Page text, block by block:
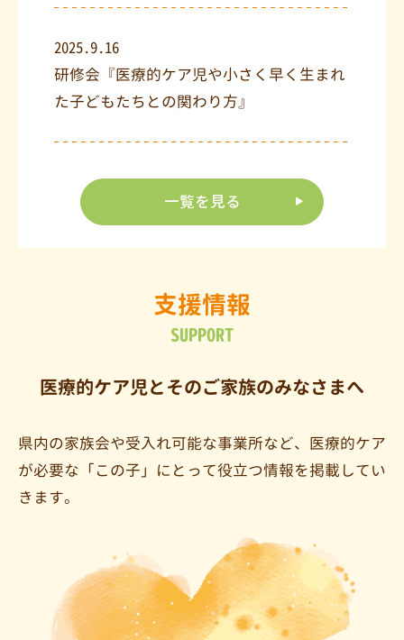
2025.9.16
研修会『医療的ケア児や小さく早く生まれ
た子どもたちとの関わり方』
一覧を見る
支援情報
SUPPORT
医療的ケア児とそのご家族のみなさまへ
県内の家族会や受入れ可能な事業所など、 医療的ケア
が必要な「この子」にとって役立つ情報を掲載してい
きます。